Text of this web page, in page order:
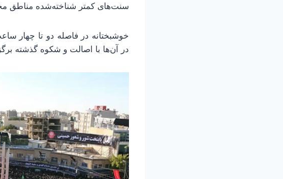
سنت‌های کمتر شناخته‌شده مناطق
خوشبختانه در فاصله دو تا چهار
در آن‌ها با اصالت و شکوه گذشته